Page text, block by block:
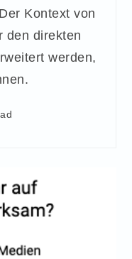
Kontext von
den direkten
werden,